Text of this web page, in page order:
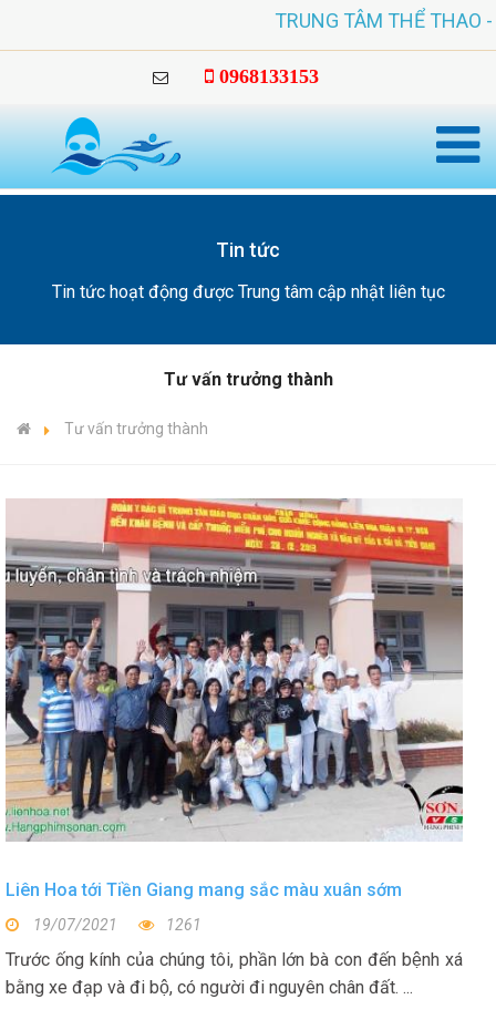
TRUNG TÂM THỂ THAO - HỖ
0968133153
Tin tức
Tin tức hoạt động được Trung tâm cập nhật liên tục
Tư vấn trưởng thành
Tư vấn trưởng thành
Liên Hoa tới Tiền Giang mang sắc màu xuân sớm
19/07/2021 1261
Trước ống kính của chúng tôi, phần lớn bà con đến bệnh xá
bằng xe đạp và đi bộ, có người đi nguyên chân đất. ...